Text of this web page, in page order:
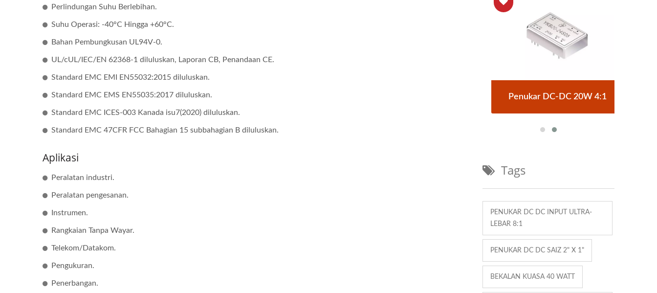
Perlindungan Suhu Berlebihan.
Suhu Operasi: -40°C Hingga +60°C.
Bahan Pembungkusan UL94V-0.
UL/cUL/IEC/EN 62368-1 diluluskan, Laporan CB, Penandaan CE.
Standard EMC EMI EN55032:2015 diluluskan.
Standard EMC EMS EN55035:2017 diluluskan.
Standard EMC ICES-003 Kanada isu7(2020) diluluskan.
Standard EMC 47CFR FCC Bahagian 15 subbahagian B diluluskan.
Aplikasi
Peralatan industri.
Peralatan pengesanan.
Instrumen.
Rangkaian Tanpa Wayar.
Telekom/Datakom.
Pengukuran.
Penerbangan.
Penukar DC-DC Half-Brick Penukar DC-DC 20W 4:1 Penukar DC-DC 20W 4:1
Tags
PENUKAR DC DC INPUT ULTRA-
LEBAR 8:1
PENUKAR DC DC SAIZ 2" X 1"
BEKALAN KUASA 40 WATT